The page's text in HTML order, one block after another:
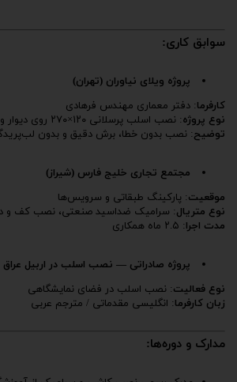
سوابق کاری:
پروژه ویلای نیاوران (تهران)
کارفرما: دفتر معماری مهندس فرهادی
نوع پروژه: نصب اسلب پرسلانی ۱۲۰×۲۷۰ روی دیوار و کف
توضیح: نصب بدون خطا، برش دقیق و بدون لب‌پریدگی
مجتمع تجاری خلیج فارس (شیراز)
موقعیت: پارکینگ طبقاتی و سرویس‌ها
نوع متریال: سرامیک ضداسید صنعتی، نصب کف و
مدت اجرا: ۲.۵ ماه همکاری
پروژه صادراتی — نصب اسلب در اربیل عراق
نوع فعالیت: نصب اسلب در فضای نمایشگاهی
زبان کارفرما: انگلیسی مقدماتی / مترجم عربی
مدارک و دوره‌ها: